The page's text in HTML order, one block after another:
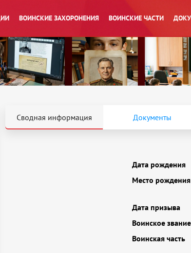
ВОИНСКИЕ ЗАХОРОНЕНИЯ ВОИНСКИЕ ЧАСТИ
Сводная информация Документы
Дата рождения
Место рождения
Дата призыва
Воинское звание
Воинская часть